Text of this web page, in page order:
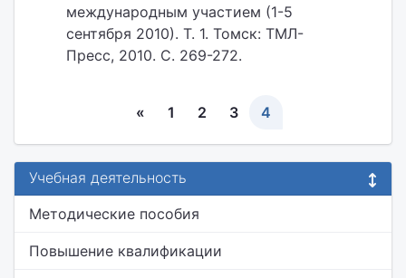
международным участием (1-5
сентября 2010). Т. 1. Томск: ТМЛ-
Пресс, 2010. С. 269-272.
« 1 2 3 4
Учебная деятельность
Методические пособия
Повышение квалификации